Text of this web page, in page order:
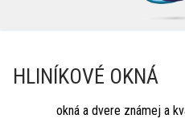
HLINÍKOVÉ OKNÁ​
okná a dvere známej a